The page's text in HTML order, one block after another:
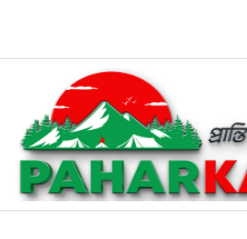
নাইক্ষ্যংছড়িতে বহুমুখী
মতবিনিময় সভা অনুষ্ঠিত
১০
রুমায় জেলা প্রশাসনের
১১